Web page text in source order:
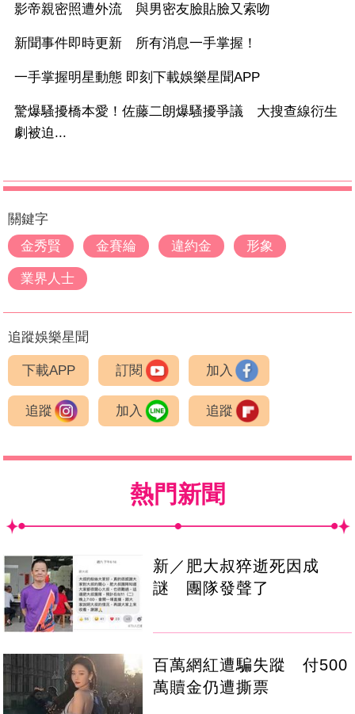
影帝親密照遭外流 與男密友臉貼臉又索吻
新聞事件即時更新 所有消息一手掌握！
一手掌握明星動態 即刻下載娛樂星聞APP
驚爆騷擾橋本愛！佐藤二朗爆騷擾爭議 大搜查線衍生
劇被迫...
關鍵字
金秀賢
金賽綸 違約金 形象
業界人士
追蹤娛樂星聞
下載APP 訂閱 加入
追蹤 加入 追蹤
熱門新聞
新／肥大叔猝逝死因成
謎 團隊發聲了
百萬網紅遭騙失蹤 付500
萬贖金仍遭撕票